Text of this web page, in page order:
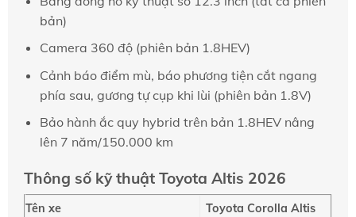
bản)
Camera 360 độ (phiên bản 1.8HEV)
Cảnh báo điểm mù, báo phương tiện cắt ngang
phía sau, gương tự cụp khi lùi (phiên bản 1.8V)
Bảo hành ắc quy hybrid trên bản 1.8HEV nâng
lên 7 năm/150.000 km
Thông số kỹ thuật Toyota Altis 2026
Tên xe
Toyota Corolla Altis